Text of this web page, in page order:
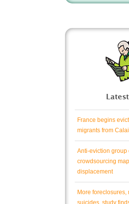
France begins
migrants from
Anti-eviction group
crowdsourcing
displacement
More foreclosures,
suicides, study